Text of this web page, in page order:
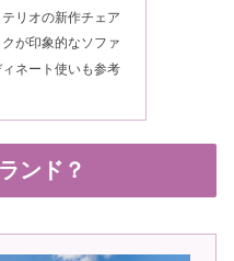
リオの新作チェア
が印象的なソファ
ネート使いも参考
ンド？